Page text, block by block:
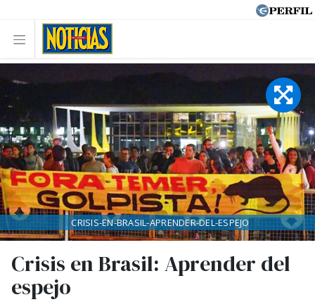
Crisis en Brasil: Aprender del
espejo
CRISIS-EN-BRASIL-APRENDER-DEL-ESPEJO